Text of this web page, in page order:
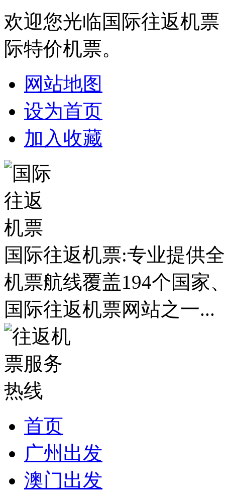
欢迎您光临国际往返机
际特价机票。
网站地图
设为首页
加入收藏
国际往返机票:专业提供
机票航线覆盖194个国家
国际往返机票网站之一...
首页
广州出发
澳门出发